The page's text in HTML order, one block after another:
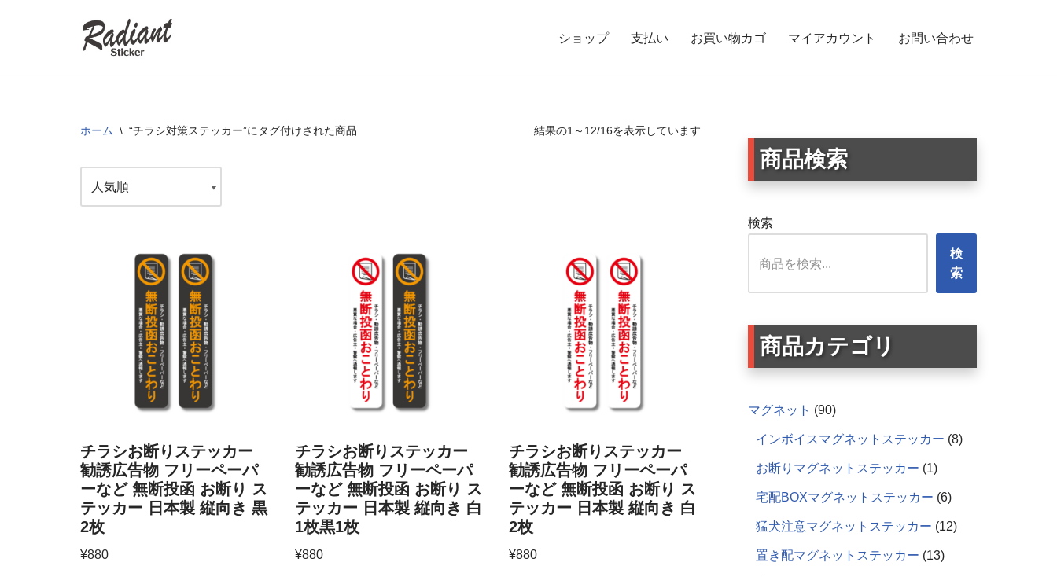
ショップ 支払い お買い物カゴ マイアカウント お問い合わせ
ホーム \ “チラシ対策ステッカー”にタグ付けされた商品 結果の1～12/16を表示しています
チラシお断りステッカー
勧誘広告物 フリーペーパ
ーなど 無断投函 お断り ス
テッカー 日本製 縦向き 黒
2枚
¥880
チラシお断りステッカー
勧誘広告物 フリーペーパ
ーなど 無断投函 お断り ス
テッカー 日本製 縦向き 白
1枚黒1枚
¥880
チラシお断りステッカー
勧誘広告物 フリーペーパ
ーなど 無断投函 お断り ス
テッカー 日本製 縦向き 白
2枚
¥880
商品検索
検索
検
索
商品カテゴリ
マグネット 90
インボイスマグネットステッカー 8
お断りマグネットステッカー 1
宅配BOXマグネットステッカー 6
猛犬注意マグネットステッカー 12
置き配マグネットステッカー 13